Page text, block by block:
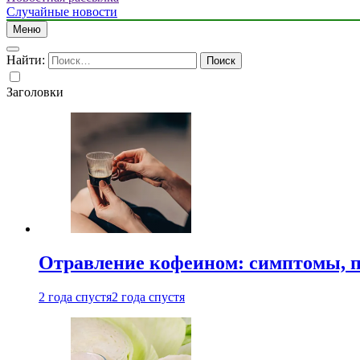
Случайные новости
Меню
Найти:
Заголовки
Отравление кофеином: симптомы,
2 года спустя2 года спустя